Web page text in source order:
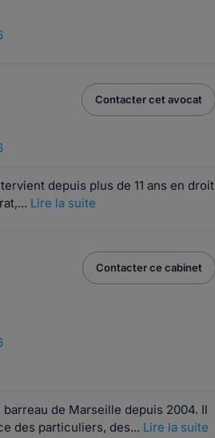
Contacter cet avocat
depuis plus de 11 ans en droit
Lire la suite
Contacter ce cabinet
de Marseille depuis 2004. Il
des particuliers, des... Lire la suite